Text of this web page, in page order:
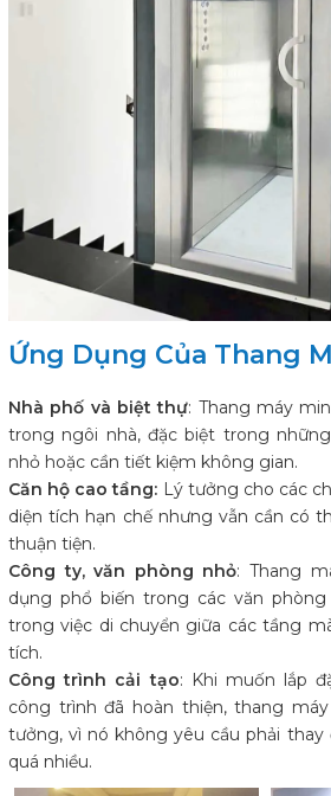
Ứng Dụng Của Thang
Nhà phố và biệt thự: Thang máy
trong ngôi nhà, đặc biệt trong
nhỏ hoặc cần tiết kiệm không gian.
Căn hộ cao tầng: Lý tưởng cho các
diện tích hạn chế nhưng vẫn cần có
thuận tiện.
Công ty, văn phòng nhỏ: Thang
dụng phổ biến trong các văn
trong việc di chuyển giữa các tầng
tích.
Công trình cải tạo: Khi muốn lắp
công trình đã hoàn thiện, thang
tưởng, vì nó không yêu cầu phải
quá nhiều.